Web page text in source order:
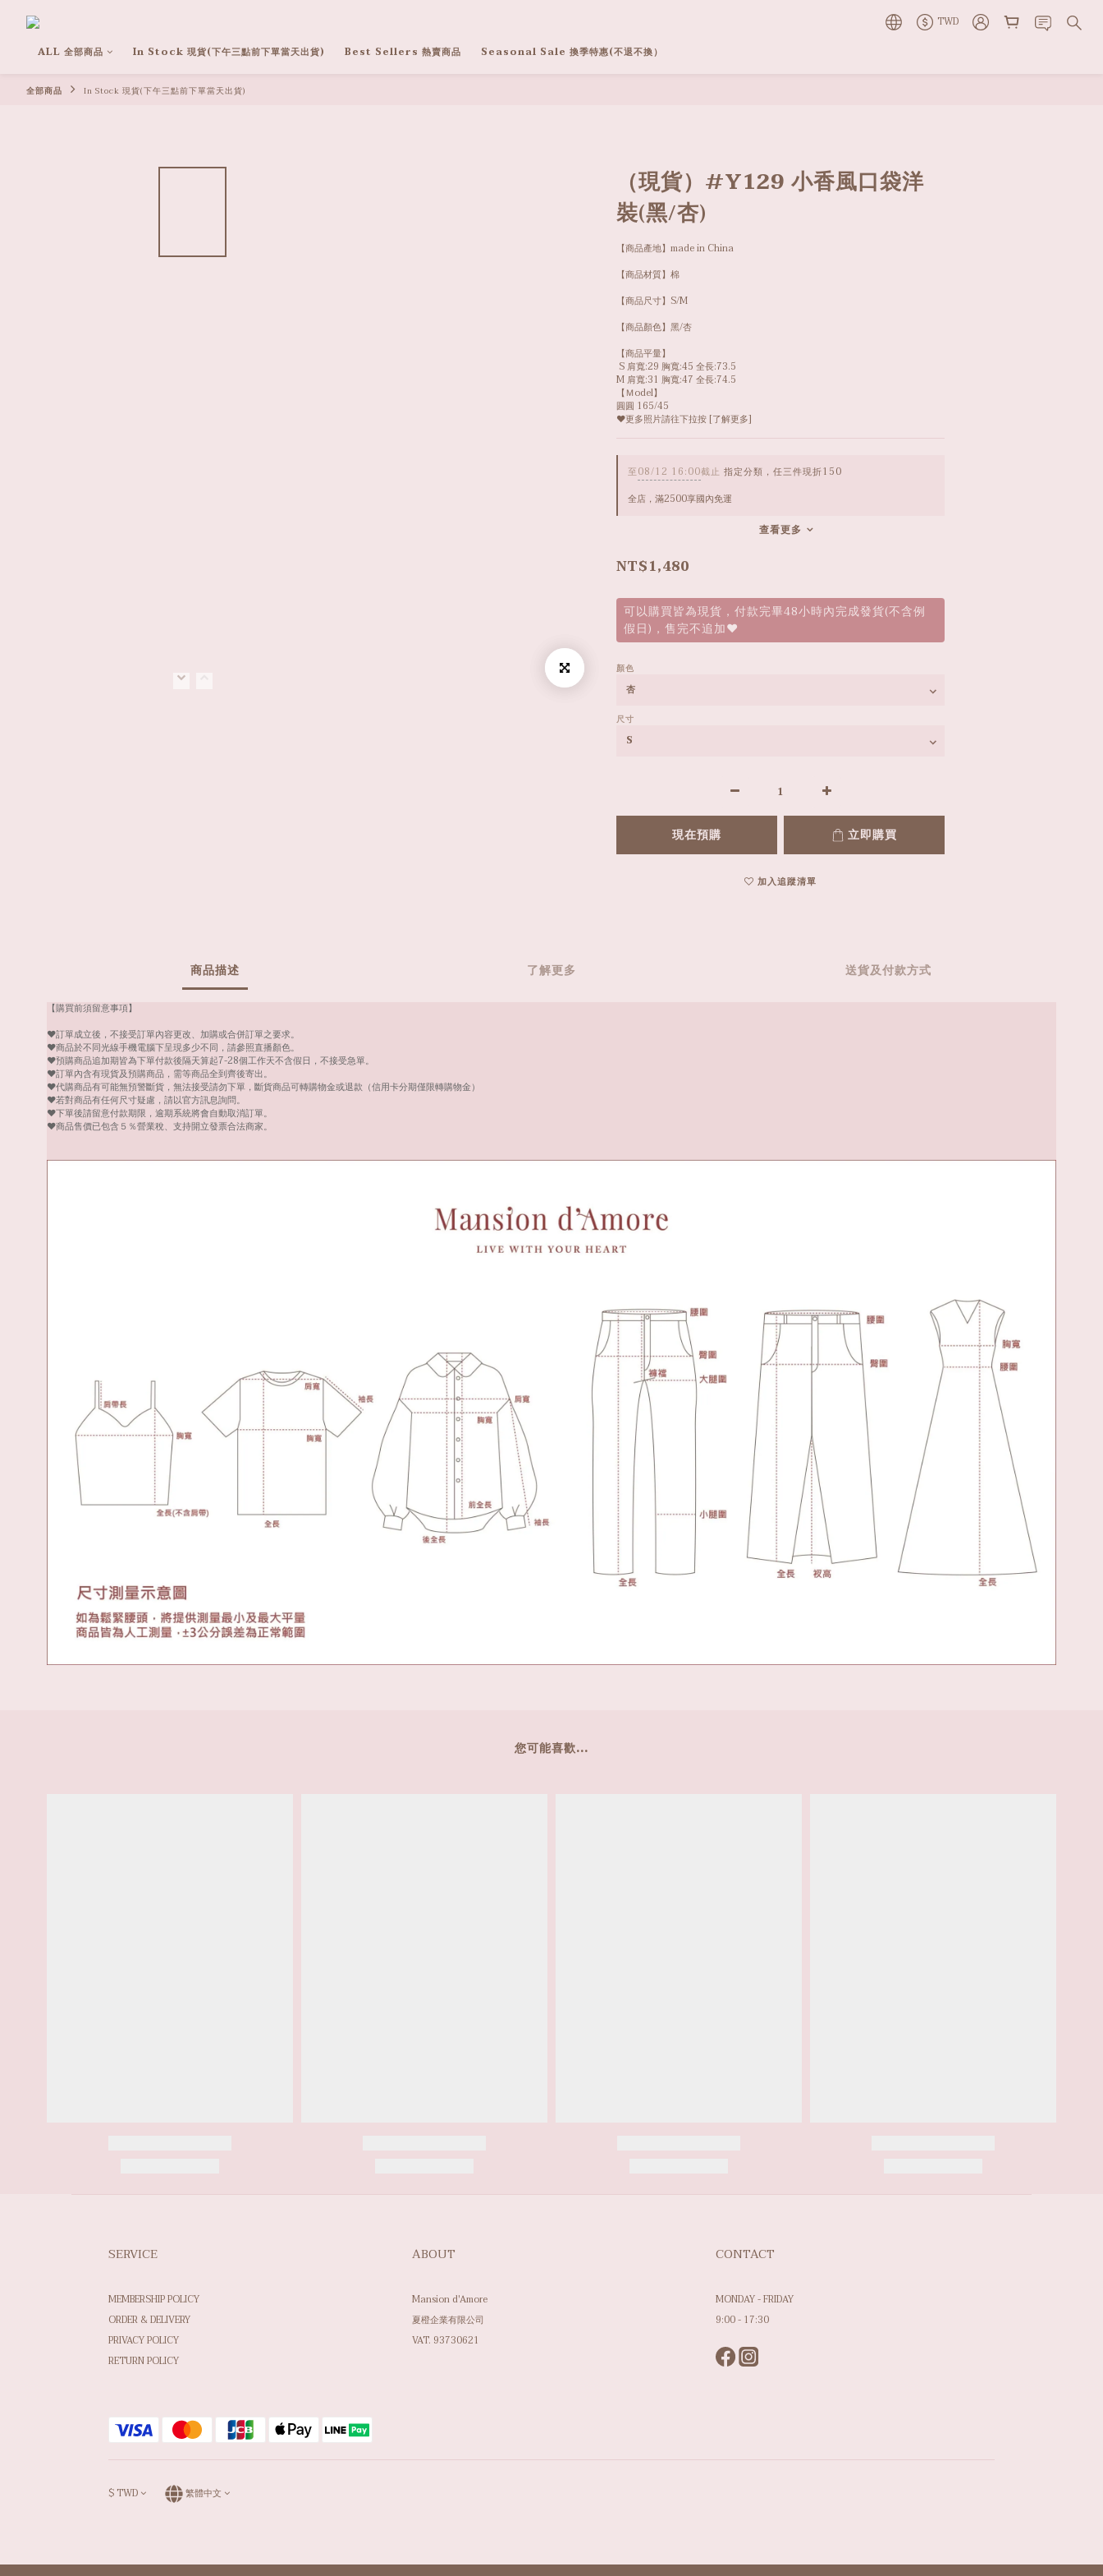
TWD
ALL 全部商品
In Stock 現貨(下午三點前下單當天出貨) Best Sellers 熱賣商品 Seasonal Sale 換季特惠(不退不換）
全部商品 In Stock 現貨(下午三點前下單當天出貨)
（現貨）#Y129 小香風口袋洋
裝(黑/杏)
【商品產地】made in China
【商品材質】棉
【商品尺寸】S/M
【商品顏色】黑/杏
【商品平量】
S 肩寬:29 胸寬:45 全長:73.5
M 肩寬:31 胸寬:47 全長:74.5
【Ｍodel】
圓圓 165/45
❤️更多照片請往下拉按 [了解更多]
至08/12 16:00截止 指定分類，任三件現折150
全店，滿2500享國內免運
查看更多
NT$1,480
可以購買皆為現貨，付款完畢48小時內完成發貨(不含例
假日)，售完不追加❤️
顏色
尺寸
現在預購 立即購買
加入追蹤清單
商品描述 了解更多 送貨及付款方式
【購買前須留意事項】
❤️訂單成立後，不接受訂單內容更改、加購或合併訂單之要求。
❤️商品於不同光線手機電腦下呈現多少不同，請參照直播顏色。
❤️預購商品追加期皆為下單付款後隔天算起7-28個工作天不含假日，不接受急單。
❤️訂單內含有現貨及預購商品，需等商品全到齊後寄出。
❤️代購商品有可能無預警斷貨，無法接受請勿下單，斷貨商品可轉購物金或退款（信用卡分期僅限轉購物金）
❤️若對商品有任何尺寸疑慮，請以官方訊息詢問。
❤️下單後請留意付款期限，逾期系統將會自動取消訂單。
❤️商品售價已包含５％營業稅、支持開立發票合法商家。
您可能喜歡...
SERVICE
MEMBERSHIP POLICY
ORDER & DELIVERY
PRIVACY POLICY
RETURN POLICY
ABOUT
Mansion d'Amore
夏橙企業有限公司
VAT. 93730621
CONTACT
MONDAY - FRIDAY
9:00 - 17:30
$ TWD 繁體中文